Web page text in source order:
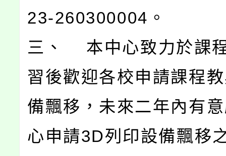
23-260300004。
三、 本中心致力於課
習後歡迎各校申請課程
備飄移，未來二年內有
心申請3D列印設備飄移